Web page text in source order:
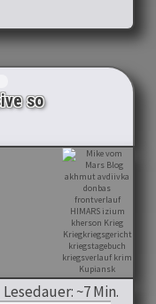
so
Lesedauer: ~7 Min.